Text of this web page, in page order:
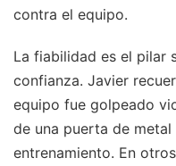
contra el equipo.
La fiabilidad es el pilar
confianza. Javier
equipo fue golpeado
de una puerta de
entrenamiento. En